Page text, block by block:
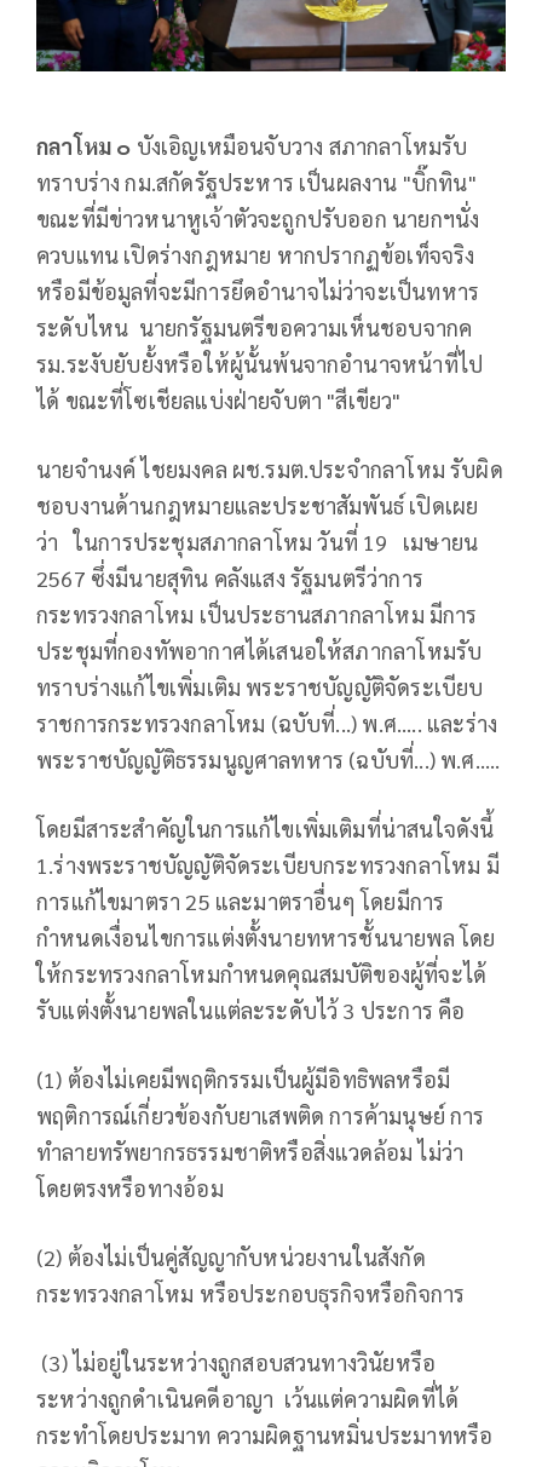
กลาโหม ๐ บังเอิญเหมือนจับวาง สภากลาโหมรับ
ทราบร่าง กม.สกัดรัฐประหาร เป็นผลงาน "บิ๊กทิน"
ขณะที่มีข่าวหนาหูเจ้าตัวจะถูกปรับออก นายกฯนั่ง
ควบแทน เปิดร่างกฎหมาย หากปรากฏข้อเท็จจริง
หรือมีข้อมูลที่จะมีการยึดอำนาจไม่ว่าจะเป็นทหาร
ระดับไหน นายกรัฐมนตรีขอความเห็นชอบจากค
รม.ระงับยับยั้งหรือให้ผู้นั้นพ้นจากอำนาจหน้าที่ไป
ได้ ขณะที่โซเชียลแบ่งฝ่ายจับตา "สีเขียว"
นายจำนงค์ ไชยมงคล ผช.รมต.ประจำกลาโหม รับผิด
ชอบงานด้านกฎหมายและประชาสัมพันธ์ เปิดเผย
ว่า ในการประชุมสภากลาโหม วันที่ 19 เมษายน
2567 ซึ่งมีนายสุทิน คลังแสง รัฐมนตรีว่าการ
กระทรวงกลาโหม เป็นประธานสภากลาโหม มีการ
ประชุมที่กองทัพอากาศได้เสนอให้สภากลาโหมรับ
ทราบร่างแก้ไขเพิ่มเติม พระราชบัญญัติจัดระเบียบ
ราชการกระทรวงกลาโหม (ฉบับที่...) พ.ศ..... และร่าง
พระราชบัญญัติธรรมนูญศาลทหาร (ฉบับที่...) พ.ศ.....
โดยมีสาระสำคัญในการแก้ไขเพิ่มเติมที่น่าสนใจดังนี้
1.ร่างพระราชบัญญัติจัดระเบียบกระทรวงกลาโหม มี
การแก้ไขมาตรา 25 และมาตราอื่นๆ โดยมีการ
กำหนดเงื่อนไขการแต่งตั้งนายทหารชั้นนายพล โดย
ให้กระทรวงกลาโหมกำหนดคุณสมบัติของผู้ที่จะได้
รับแต่งตั้งนายพลในแต่ละระดับไว้ 3 ประการ คือ
(1) ต้องไม่เคยมีพฤติกรรมเป็นผู้มีอิทธิพลหรือมี
พฤติการณ์เกี่ยวข้องกับยาเสพติด การค้ามนุษย์ การ
ทำลายทรัพยากรธรรมชาติหรือสิ่งแวดล้อม ไม่ว่า
โดยตรงหรือทางอ้อม
(2) ต้องไม่เป็นคู่สัญญากับหน่วยงานในสังกัด
กระทรวงกลาโหม หรือประกอบธุรกิจหรือกิจการ
(3) ไม่อยู่ในระหว่างถูกสอบสวนทางวินัยหรือ
ระหว่างถูกดำเนินคดีอาญา เว้นแต่ความผิดที่ได้
กระทำโดยประมาท ความผิดฐานหมิ่นประมาทหรือ